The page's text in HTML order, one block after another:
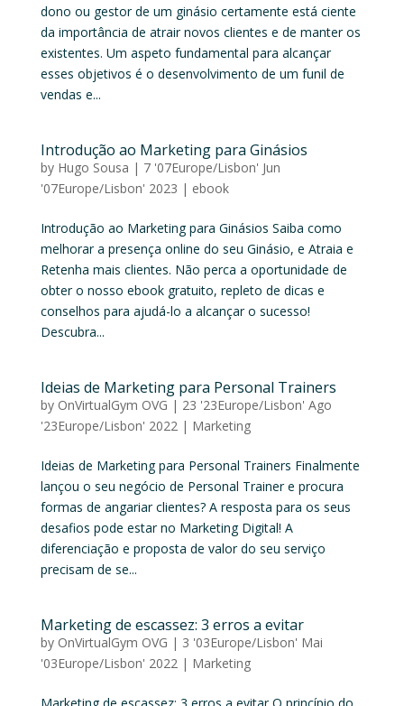
dono ou gestor de um ginásio certamente está ciente
da importância de atrair novos clientes e de manter os
existentes. Um aspeto fundamental para alcançar
esses objetivos é o desenvolvimento de um funil de
vendas e...
Introdução ao Marketing para Ginásios
by Hugo Sousa | 7 '07Europe/Lisbon' Jun
'07Europe/Lisbon' 2023 | ebook
Introdução ao Marketing para Ginásios Saiba como
melhorar a presença online do seu Ginásio, e Atraia e
Retenha mais clientes. Não perca a oportunidade de
obter o nosso ebook gratuito, repleto de dicas e
conselhos para ajudá-lo a alcançar o sucesso!
Descubra...
Ideias de Marketing para Personal Trainers
by OnVirtualGym OVG | 23 '23Europe/Lisbon' Ago
'23Europe/Lisbon' 2022| Marketing
Ideias de Marketing para Personal Trainers Finalmente
lançou o seu negócio de Personal Trainer e procura
formas de angariar clientes? A resposta para os seus
desafios pode estar no Marketing Digital! A
diferenciação e proposta de valor do seu serviço
precisam de se...
Marketing de escassez: 3 erros a evitar
by OnVirtualGym OVG | 3 '03Europe/Lisbon' Mai
'03Europe/Lisbon' 2022| Marketing